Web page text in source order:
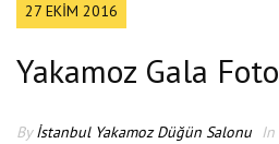
27 EKIM 2016
Yakamoz Gala
Byİstanbul Yakamoz Düğün Salonu In